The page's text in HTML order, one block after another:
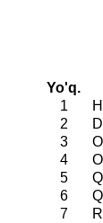
Yo'q.
1
2
3
4
5
6
7